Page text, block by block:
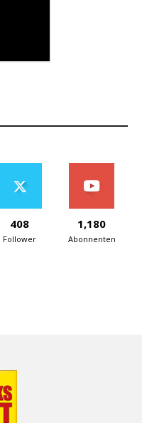
408
Follower
1,180
Abonnenten